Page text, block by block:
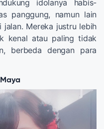
idolanya habis-
panggung, namun lain
Mereka justru lebih
kenal atau paling tidak
berbeda dengan para